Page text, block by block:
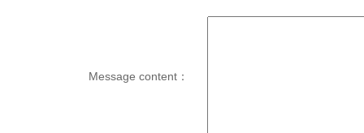
Message content：